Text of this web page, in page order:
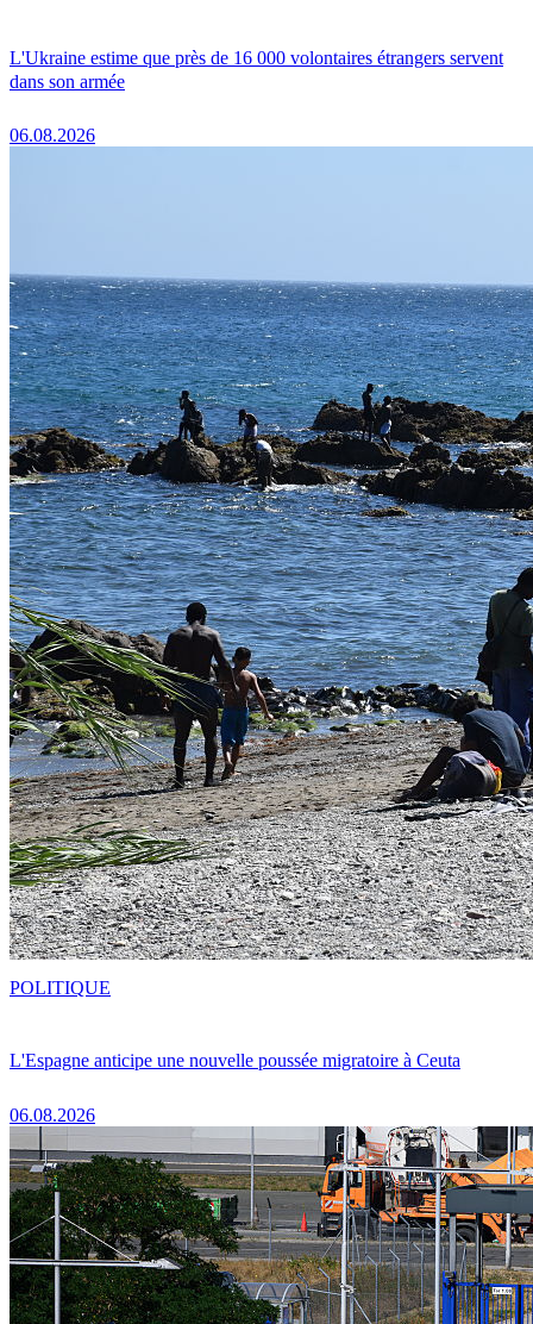
L'Ukraine estime que près de 16 000 volontaires étrangers servent
dans son armée
06.08.2026
L'Espagne anticipe une nouvelle poussée migratoire à Ceuta
06.08.2026
POLITIQUE